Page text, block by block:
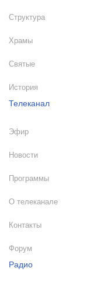
Структура
Храмы
Святые
История
Телеканал
Эфир
Новости
Программы
О телеканале
Контакты
Форум
Радио